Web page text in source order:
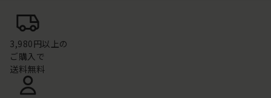
3,980円以上の
ご購入で
送料無料